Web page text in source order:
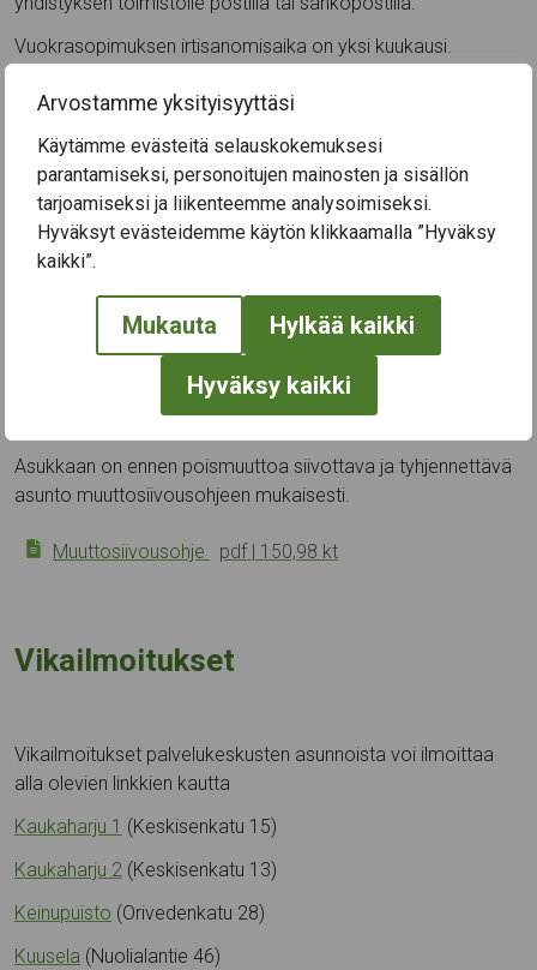
Arvostamme yksityisyyttäsi
Käytämme evästeitä selauskokemuksesi
parantamiseksi, personoitujen mainosten ja sisällön
tarjoamiseksi ja liikenteemme analysoimiseksi.
Hyväksyt evästeidemme käytön klikkaamalla ”Hyväksy
kaikki”.
Mukauta Hylkää kaikki
Hyväksy kaikki
Vuokrasopimuksen irtisanomisaika on yksi kuukausi.
päivästä, jonka aikana irtisanominen on suoritettu.
Esimerkiksi 14.2. irtisanotun asunnon vuokrasopimus
päättyy 31.3. Määräaikainen vuokrasopimus päättyy
sopimukseen merkittynä päättymispäivänä ilman erillistä
irtisanomista.
Vanhuspalveluyhdistys ry pdf94,98 kt
Muuttosiivous
Asukkaan on ennen poismuuttoa siivottava ja tyhjennettävä
asunto muuttosiivousohjeen mukaisesti.
Muuttosiivousohje pdf 150,98 kt
Vikailmoitukset
Vikailmoitukset palvelukeskusten asunnoista voi ilmoittaa
alla olevien linkkien kautta
Kaukaharju 1 (Keskisenkatu 15)
Kaukaharju 2 (Keskisenkatu 13)
Keinupuisto (Orivedenkatu 28)
Kuusela (Nuolialantie 46)